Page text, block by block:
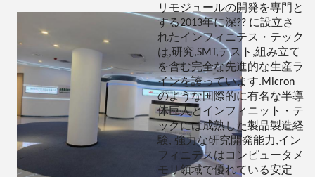
リモジュールの開発を専門と
する2013年に深?? に設立さ
れたインフィニテス・テック
は,研究,SMT,テスト,組み立て
を含む完全な先進的な生産ラ
インを誇っています.Micron
のような国際的に有名な半導
体巨人とインフィニット・テ
ックには成熟した製品製造経
験, 強力な研究開発能力,イン
フィニテスはコンピュータメ
モリ領域で優れている安定